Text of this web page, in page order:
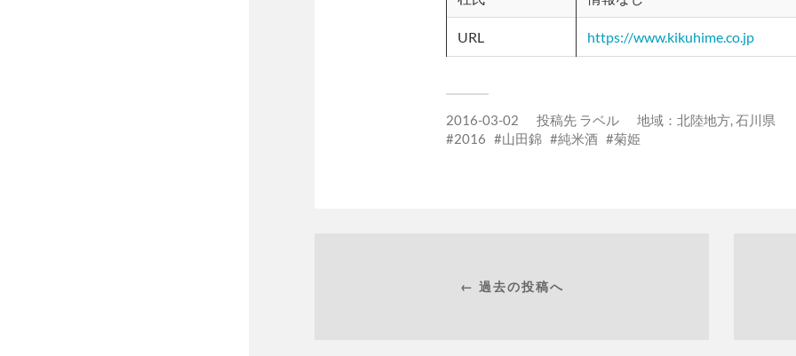
URL https://www.kikuhime.co.jp
2016-03-02 投稿先 ラベル 地域： 北陸地方,石川県
2016
山田錦 純米酒 菊姫
← 過去の投稿へ